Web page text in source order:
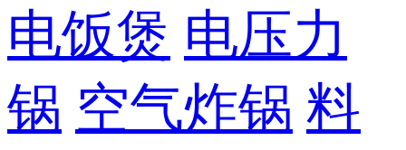
电饭煲 电压力
锅 空气炸锅 料